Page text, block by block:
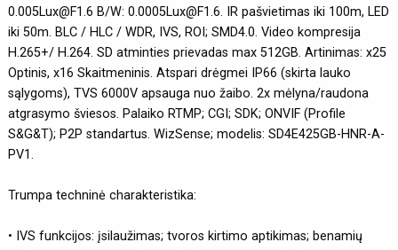
0.005Lux@F1.6 B/W: 0.0005Lux@F1.6. IR pašvietimas iki 100m, LED
iki 50m. BLC / HLC / WDR, IVS, ROI; SMD4.0. Video kompresija
H.265+/ H.264. SD atminties prievadas max 512GB. Artinimas: x25
Optinis, x16 Skaitmeninis. Atspari drėgmei IP66 (skirta lauko
sąlygoms), TVS 6000V apsauga nuo žaibo. 2x mėlyna/raudona
atgrasymo šviesos. Palaiko RTMP; CGI; SDK; ONVIF (Profile
S&G&T); P2P standartus. WizSense; modelis: SD4E425GB-HNR-A-
PV1.
Trumpa techninė charakteristika:
• IVS funkcijos: įsilaužimas; tvoros kirtimo aptikimas; benamių